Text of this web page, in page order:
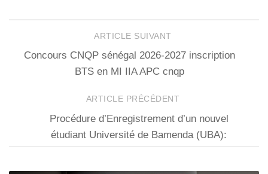
ARTICLE SUIVANT
Concours CNQP sénégal 2026-2027 inscription
BTS en MI IIA APC cnqp
ARTICLE PRÉCÉDENT
Procédure d’Enregistrement d’un nouvel
étudiant Université de Bamenda (UBA):